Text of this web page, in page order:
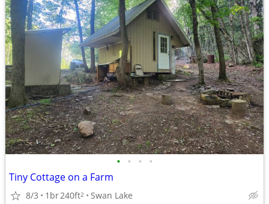
• • • •
Tiny Cottage on a Farm
8/3 1br240ft2 Swan Lake